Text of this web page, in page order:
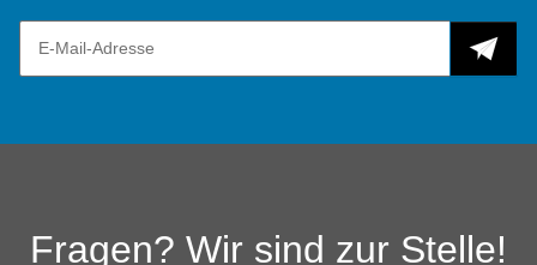
Fragen? Wir sind zur Stelle!